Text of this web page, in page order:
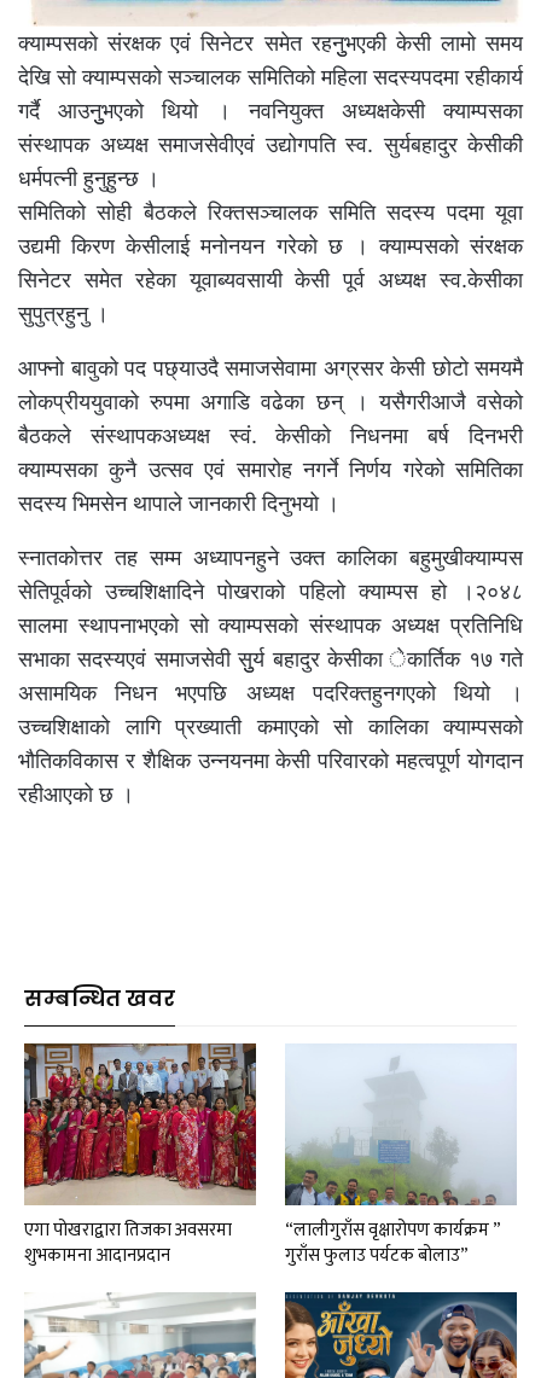
क्याम्पसको संरक्षक एवं सिनेटर समेत रहनुुभएकी केसी लामो समय
देखि सो क्याम्पसको सञ्चालक समितिको महिला सदस्यपदमा रहीकार्य
गर्दै आउनुुभएको थियो । नवनियुक्त अध्यक्षकेसी क्याम्पसका
संस्थापक अध्यक्ष समाजसेवीएवं उद्योगपति स्व. सुर्यबहादुर केसीकी
धर्मपत्नी हुनुहुन्छ ।
समितिको सोही बैठकले रिक्तसञ्चालक समिति सदस्य पदमा यूवा
उद्यमी किरण केसीलाई मनोनयन गरेको छ । क्याम्पसको संरक्षक
सिनेटर समेत रहेका यूवाब्यवसायी केसी पूर्व अध्यक्ष स्व.केसीका
सुपुत्रहुनु ।
आफ्नो बावुको पद पछ्याउदै समाजसेवामा अग्रसर केसी छोटो समयमै
लोकप्रीययुवाको रुपमा अगाडि वढेका छन् । यसैगरीआजै वसेको
बैठकले संस्थापकअध्यक्ष स्वं. केसीको निधनमा बर्ष दिनभरी
क्याम्पसका कुनै उत्सव एवं समारोह नगर्ने निर्णय गरेको समितिका
सदस्य भिमसेन थापाले जानकारी दिनुभयो ।
स्नातकोत्तर तह सम्म अध्यापनहुने उक्त कालिका बहुमुखीक्याम्पस
सेतिपूर्वको उच्चशिक्षादिने पोखराको पहिलो क्याम्पस हो ।२०४८
सालमा स्थापनाभएको सो क्याम्पसको संस्थापक अध्यक्ष प्रतिनिधि
सभाका सदस्यएवं समाजसेवी सुुर्य बहादुर केसीका ेकार्तिक १७ गते
असामयिक निधन भएपछि अध्यक्ष पदरिक्तहुनगएको थियो ।
उच्चशिक्षाको लागि प्रख्याती कमाएको सो कालिका क्याम्पसको
भौतिकविकास र शैक्षिक उन्नयनमा केसी परिवारको महत्वपूर्ण योगदान
रहीआएको छ ।
सम्बन्धित खवर
एगा पोखराद्वारा तिजका अवसरमा
शुभकामना आदानप्रदान
“लालीगुराँस वृक्षारोपण कार्यक्रम ”
गुराँस फुलाउ पर्यटक बोलाउ”